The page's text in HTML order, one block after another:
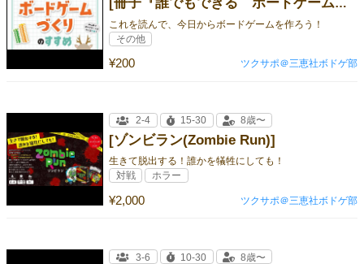
[冊子『誰でもできる ボードゲームづくりのすすめ(携帯版)』]
これを読んで、今日からボードゲームを作ろう！
¥200
その他
ツクサポ＠三恵社ボドゲ部
[ゾンビラン(Zombie Run)]
生きて脱出する！誰かを犠牲にしても！
¥2,000
2-4 15-30 8歳〜
対戦 ホラー
ツクサポ＠三恵社ボドゲ部
3-6 10-30 8歳〜